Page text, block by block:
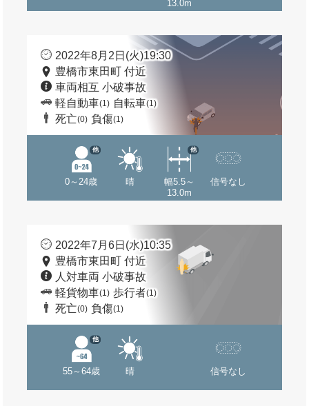
13.0m
2022年8月2日(火)19:30
豊橋市東田町 付近
車両相互 小破事故
軽自動車(1) 自転車(1)
死亡(0) 負傷(1)
0～24歳
他
晴
幅5.5～
13.0m
他
信号なし
2022年7月6日(水)10:35
豊橋市東田町 付近
人対車両 小破事故
軽貨物車(1) 歩行者(1)
死亡(0) 負傷(1)
55～64歳
他
晴 信号なし